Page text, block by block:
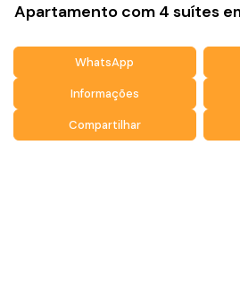
Apartamento com 4 suítes
WhatsApp
Informações
Compartilhar